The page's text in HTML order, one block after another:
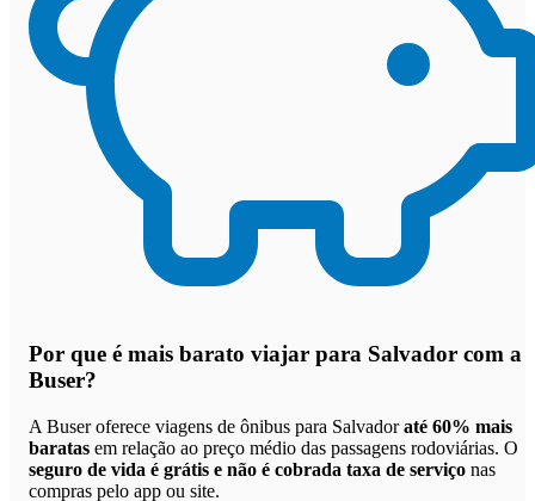
Por que é mais barato viajar para Salvador com a
Buser?
A Buser oferece viagens de ônibus para Salvadoraté 60% mais
baratas em relação ao preço médio das passagens rodoviárias. O
seguro de vida é grátis e não é cobrada taxa de serviço nas
compras pelo app ou site.